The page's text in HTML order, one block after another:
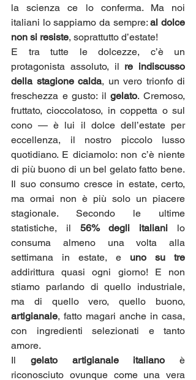
la scienza ce lo conferma. Ma noi
italiani lo sappiamo da sempre: al dolce
non si resiste, soprattutto d’estate!
E tra tutte le dolcezze, c’è un
protagonista assoluto, il re indiscusso
della stagione calda, un vero trionfo di
freschezza e gusto: il gelato. Cremoso,
fruttato, cioccolatoso, in coppetta o sul
cono — è lui il dolce dell’estate per
eccellenza, il nostro piccolo lusso
quotidiano. E diciamolo: non c’è niente
di più buono di un bel gelato fatto bene.
Il suo consumo cresce in estate, certo,
ma ormai non è più solo un piacere
stagionale. Secondo le ultime
statistiche, il 56% degli italiani lo
consuma almeno una volta alla
settimana in estate, e uno su tre
addirittura quasi ogni giorno! E non
stiamo parlando di quello industriale,
artigianale, fatto magari anche in casa,
con ingredienti selezionati e tanto
amore.
Il gelato artigianale italiano è
riconosciuto ovunque come una vera